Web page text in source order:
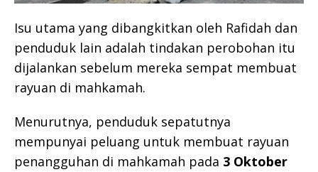
Isu utama yang dibangkitkan oleh Rafidah dan
penduduk lain adalah tindakan perobohan itu
dijalankan sebelum mereka sempat membuat
rayuan di mahkamah.
Menurutnya, penduduk sepatutnya
mempunyai peluang untuk membuat rayuan
penangguhan di mahkamah pada 3 Oktober